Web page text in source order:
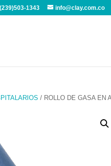
1343 info@clay.com.co
/ ROLLO DE GASA EN